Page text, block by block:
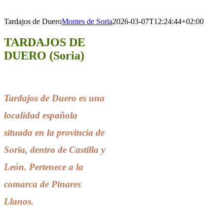
Tardajos de DueroMontes de Soria2026-03-07T12:24:44+02:00
TARDAJOS DE
DUERO (Soria)
Tardajos de Duero es una
localidad española
situada en la provincia de
Soria, dentro de Castilla y
León. Pertenece a la
comarca de Pinares
Llanos.